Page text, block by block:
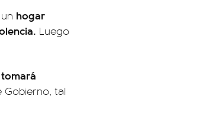
hogar
Luego
Gobierno, tal